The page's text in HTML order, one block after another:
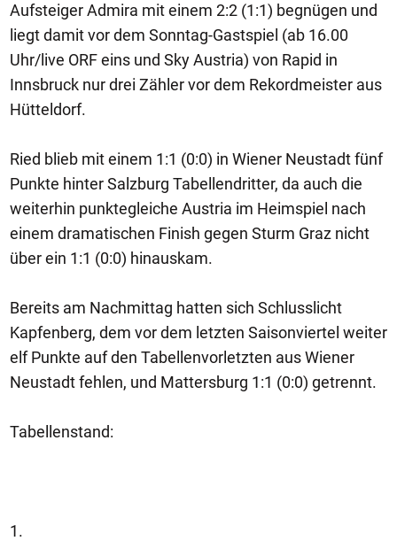
Aufsteiger Admira mit einem 2:2 (1:1) begnügen und
liegt damit vor dem Sonntag-Gastspiel (ab 16.00
Uhr/live ORF eins und Sky Austria) von Rapid in
Innsbruck nur drei Zähler vor dem Rekordmeister aus
Hütteldorf.
Ried blieb mit einem 1:1 (0:0) in Wiener Neustadt fünf
Punkte hinter Salzburg Tabellendritter, da auch die
weiterhin punktegleiche Austria im Heimspiel nach
einem dramatischen Finish gegen Sturm Graz nicht
über ein 1:1 (0:0) hinauskam.
Bereits am Nachmittag hatten sich Schlusslicht
Kapfenberg, dem vor dem letzten Saisonviertel weiter
elf Punkte auf den Tabellenvorletzten aus Wiener
Neustadt fehlen, und Mattersburg 1:1 (0:0) getrennt.
Tabellenstand:
1.